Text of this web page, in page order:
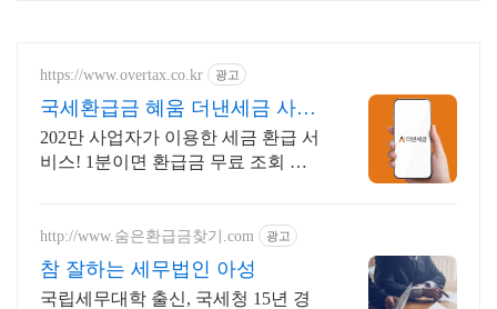
https://www.overtax.co.kr 광고
국세환급금 혜움 더낸세금 사업
자 환급 전문
202만 사업자가 이용한 세금 환급 서
비스! 1분이면 환급금 무료 조회 가
http://www.숨은환급금찾기.com 광고
참 잘하는 세무법인 아성
국립세무대학 출신, 국세청 15년 경